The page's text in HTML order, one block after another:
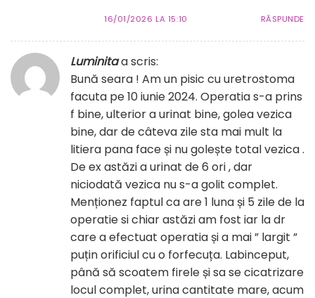
16/01/2026 LA 15:10 RĂSPUNDE
Luminitaa scris:
Bună seara ! Am un pisic cu uretrostoma
facuta pe 10 iunie 2024. Operatia s-a prins
f bine, ulterior a urinat bine, golea vezica
bine, dar de câteva zile sta mai mult la
litiera pana face și nu golește total vezica .
De ex astăzi a urinat de 6 ori , dar
niciodată vezica nu s-a golit complet.
Menționez faptul ca are 1 luna și 5 zile de la
operatie si chiar astăzi am fost iar la dr
care a efectuat operatia și a mai ” largit ”
puțin orificiul cu o forfecuța. Labinceput,
până să scoatem firele și sa se cicatrizare
locul complet, urina cantitate mare, acum